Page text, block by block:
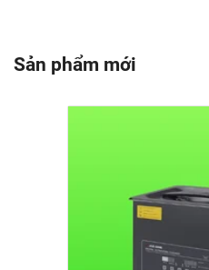
Sản phẩm mới